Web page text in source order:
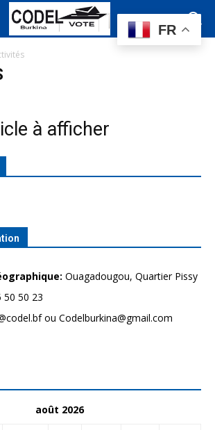
à afficher
Ouagadougou, Quartier Pissy
50 50 23
ou Codelburkina@gmail.com
août 2026
FR